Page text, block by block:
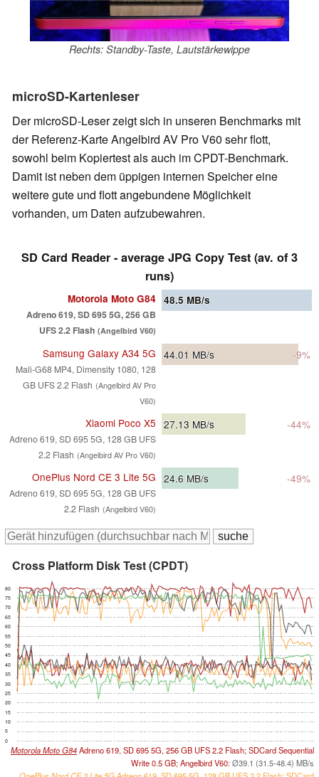
Rechts: Standby-Taste, Lautstärkewippe
microSD-Kartenleser
Der microSD-Leser zeigt sich in unseren Benchmarks mit
der Referenz-Karte Angelbird AV Pro V60 sehr flott,
sowohl beim Kopiertest als auch im CPDT-Benchmark.
Damit ist neben dem üppigen internen Speicher eine
weitere gute und flott angebundene Möglichkeit
vorhanden, um Daten aufzubewahren.
SD Card Reader - average JPG Copy Test (av. of 3
runs)
Motorola Moto G84
Adreno 619, SD 695 5G, 256 GB
UFS 2.2 Flash (Angelbird V60)
48.5 MB/s
Samsung Galaxy A34 5G
Mali-G68 MP4, Dimensity 1080, 128
GB UFS 2.2 Flash (Angelbird AV Pro
V60)
44.01 MB/s -9%
Xiaomi Poco X5
Adreno 619, SD 695 5G, 128 GB UFS
2.2 Flash (Angelbird AV Pro V60)
27.13 MB/s -44%
OnePlus Nord CE 3 Lite 5G
Adreno 619, SD 695 5G, 128 GB UFS
2.2 Flash (Angelbird V60)
24.6 MB/s -49%
Cross Platform Disk Test (CPDT)
0
5
10
15
20
25
30
35
40
45
50
55
60
65
70
75
80
Motorola Moto G84Adreno 619, SD 695 5G, 256 GB UFS 2.2 Flash; SDCard Sequential
Write 0.5 GB; Angelbird V60:Ø39.1 (31.5-48.4) MB/s